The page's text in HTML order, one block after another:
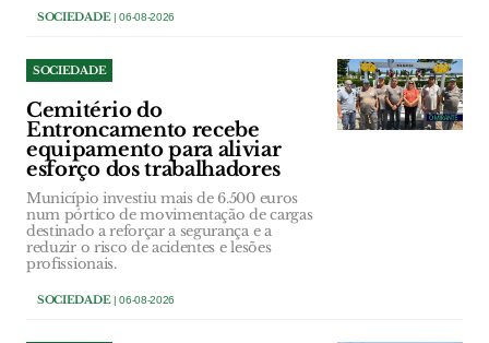
SOCIEDADE| 06-08-2026
SOCIEDADE
Cemitério do
Entroncamento recebe
equipamento para aliviar
esforço dos trabalhadores
Município investiu mais de 6.500 euros
num pórtico de movimentação de cargas
destinado a reforçar a segurança e a
reduzir o risco de acidentes e lesões
profissionais.
SOCIEDADE| 06-08-2026